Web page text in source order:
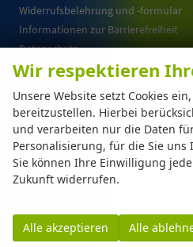
Widerrufsbelehrung und -formular
Informationen zur Barrierefreiheit
Datenschutz
Cookie-Einstellungen
Weitere Informationen zum offiziellen
spezifischen CO 2 -Emissionen und
können dem 'Leitfaden über den offiziellen
spezifischen CO 2
-Emissionen und den
entnommen werden, der an allen
Wir respektieren
Unsere Website setzt Cookies
bereitzustellen. Hierbei
und verarbeiten nur die Daten
Personalisierung, für die Sie uns
Sie können Ihre Einwilligung
Zukunft widerrufen.
Alle akzeptieren Alle